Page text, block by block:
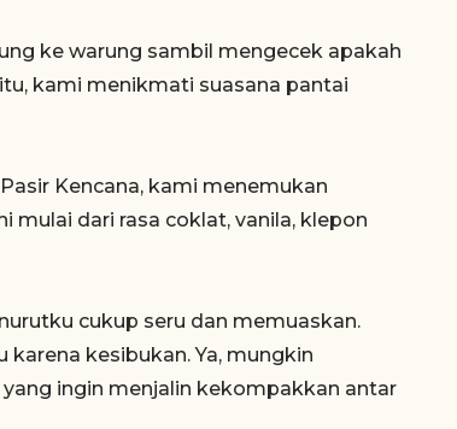
ke warung sambil mengecek apakah
kami menikmati suasana pantai
Kencana, kami menemukan
mulai dari rasa coklat, vanila, klepon
cukup seru dan memuaskan.
kesibukan. Ya, mungkin
ingin menjalin kekompakkan antar